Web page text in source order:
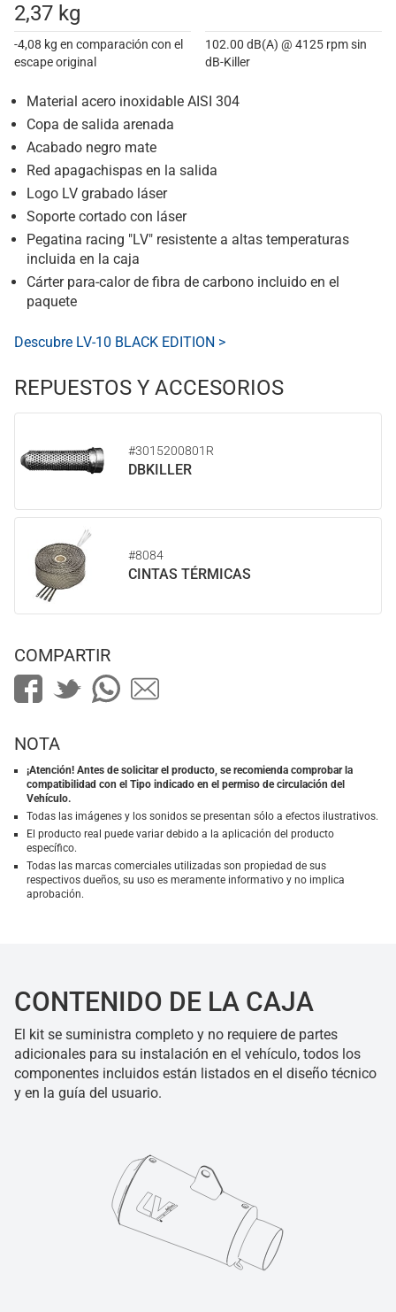
2,37 kg
-4,08 kg en comparación con el
escape original
102.00 dB(A) @ 4125 rpm sin
dB-Killer
Material acero inoxidable AISI 304
Copa de salida arenada
Acabado negro mate
Red apagachispas en la salida
Logo LV grabado láser
Soporte cortado con láser
Pegatina racing "LV" resistente a altas temperaturas
incluida en la caja
Cárter para-calor de fibra de carbono incluido en el
paquete
Descubre LV-10 BLACK EDITION >
REPUESTOS Y ACCESORIOS
#3015200801R
DBKILLER
#8084
CINTAS TÉRMICAS
COMPARTIR
NOTA
¡Atención! Antes de solicitar el producto, se recomienda comprobar la
compatibilidad con el Tipo indicado en el permiso de circulación del
Vehículo.
Todas las imágenes y los sonidos se presentan sólo a efectos ilustrativos.
El producto real puede variar debido a la aplicación del producto
específico.
Todas las marcas comerciales utilizadas son propiedad de sus
respectivos dueños, su uso es meramente informativo y no implica
aprobación.
CONTENIDO DE LA CAJA
El kit se suministra completo y no requiere de partes
adicionales para su instalación en el vehículo, todos los
componentes incluidos están listados en el diseño técnico
y en la guía del usuario.